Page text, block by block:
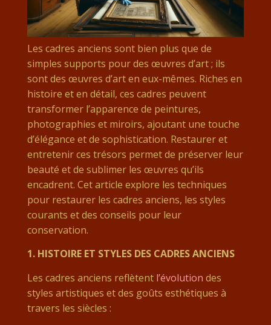
Les cadres anciens sont bien plus que de
simples supports pour des œuvres d’art ; ils
sont des œuvres d’art en eux-mêmes. Riches en
histoire et en détail, ces cadres peuvent
transformer l’apparence de peintures,
photographies et miroirs, ajoutant une touche
d’élégance et de sophistication. Restaurer et
entretenir ces trésors permet de préserver leur
beauté et de sublimer les œuvres qu’ils
encadrent. Cet article explore les techniques
pour restaurer les cadres anciens, les styles
courants et des conseils pour leur
conservation.
1. HISTOIRE ET STYLES DES CADRES ANCIENS
Les cadres anciens reflètent l’évolution des
styles artistiques et des goûts esthétiques à
travers les siècles :